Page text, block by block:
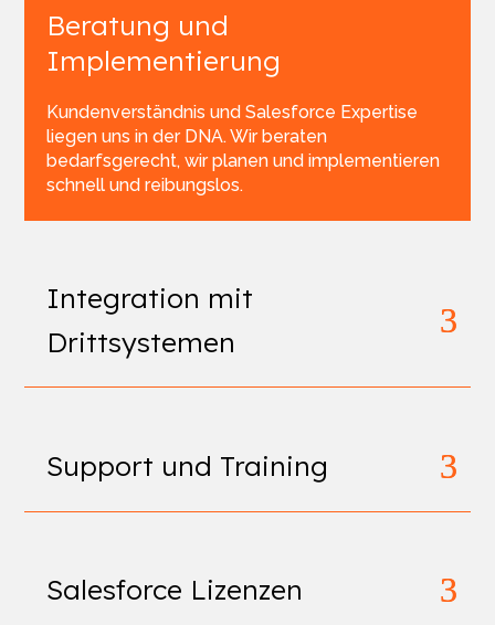
Beratung und
Implementierung
Kundenverständnis und Salesforce Expertise
liegen uns in der DNA. Wir beraten
bedarfsgerecht, wir planen und implementieren
schnell und reibungslos.
Integration mit
Drittsystemen
Support und Training
Salesforce Lizenzen